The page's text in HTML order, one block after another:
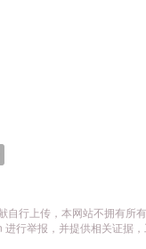
自行上传，本网站不拥有所
行举报，并提供相关证据